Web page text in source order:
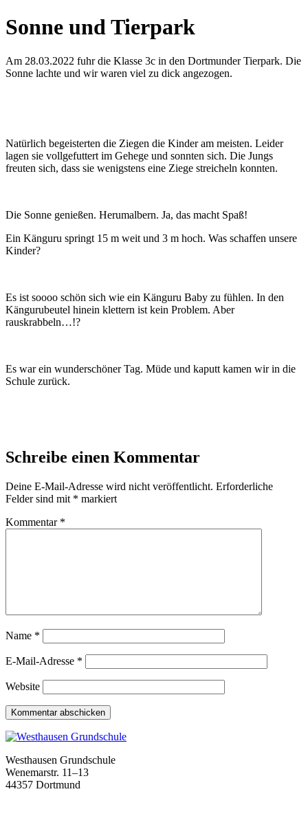
Sonne und Tierpark
Am 28.03.2022 fuhr die Klasse 3c in den Dortmunder Tierpark. Die
Sonne lachte und wir waren viel zu dick angezogen.
Natürlich begeisterten die Ziegen die Kinder am meisten. Leider
lagen sie vollgefuttert im Gehege und sonnten sich. Die Jungs
freuten sich, dass sie wenigstens eine Ziege streicheln konnten.
Die Sonne genießen. Herumalbern. Ja, das macht Spaß!
Ein Känguru springt 15 m weit und 3 m hoch. Was schaffen unsere
Kinder?
Es ist soooo schön sich wie ein Känguru Baby zu fühlen. In den
Kängurubeutel hinein klettern ist kein Problem. Aber
rauskrabbeln…!?
Es war ein wunderschöner Tag. Müde und kaputt kamen wir in die
Schule zurück.
Schreibe einen Kommentar
Deine E-Mail-Adresse wird nicht veröffentlicht. Erforderliche
Felder sind mit * markiert
Kommentar *
Name *
E-Mail-Adresse *
Website
Westhausen Grundschule
Wenemarstr. 11–13
44357 Dortmund